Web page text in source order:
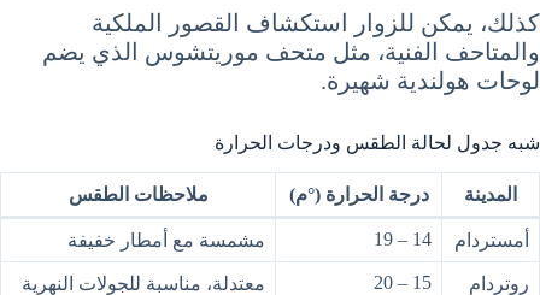
كذلك، يمكن للزوار استكشاف القصور الملكية
والمتاحف الفنية، مثل متحف موريتشوس الذي يضم
لوحات هولندية شهيرة.
شبه جدول لحالة الطقس ودرجات الحرارة
المدينة درجة الحرارة (°م) ملاحظات الطقس
أمستردام 14 – 19 مشمسة مع أمطار خفيفة
روتردام 15 – 20 معتدلة، مناسبة للجولات النهرية